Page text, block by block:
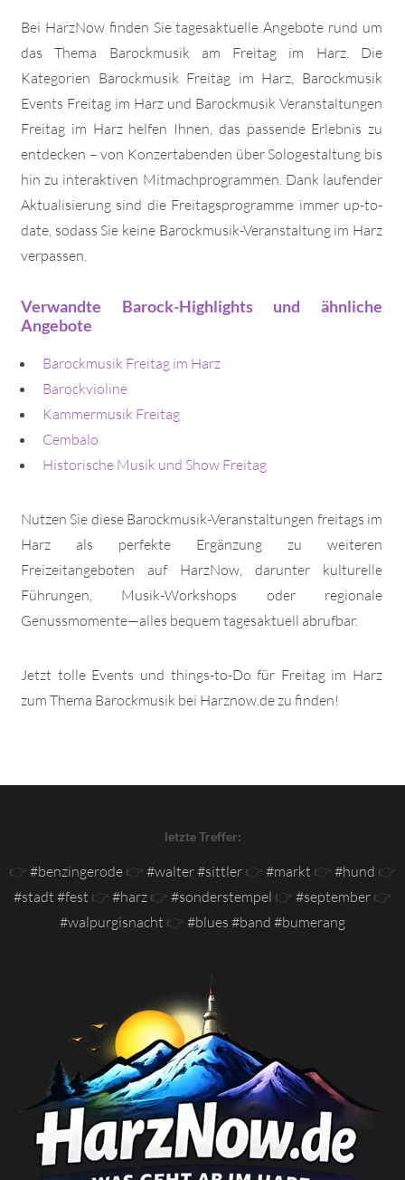
Bei HarzNow finden Sie tagesaktuelle Angebote rund um
das Thema Barockmusik am Freitag im Harz. Die
Kategorien Barockmusik Freitag im Harz, Barockmusik
Events Freitag im Harz und Barockmusik Veranstaltungen
Freitag im Harz helfen Ihnen, das passende Erlebnis zu
entdecken – von Konzertabenden über Sologestaltung bis
hin zu interaktiven Mitmachprogrammen. Dank laufender
Aktualisierung sind die Freitagsprogramme immer up-to-
date, sodass Sie keine Barockmusik-Veranstaltung im Harz
verpassen.
Verwandte Barock-Highlights und ähnliche
Angebote
Barockmusik Freitag im Harz
Barockvioline
Kammermusik Freitag
Cembalo
Historische Musik und Show Freitag
Nutzen Sie diese Barockmusik-Veranstaltungen freitags im
Harz als perfekte Ergänzung zu weiteren
Freizeitangeboten auf HarzNow, darunter kulturelle
Führungen, Musik-Workshops oder regionale
Genussmomente—alles bequem tagesaktuell abrufbar.
Jetzt tolle Events und things-to-Do für Freitag im Harz
zum Thema Barockmusik bei Harznow.de zu finden!
letzte Treffer:
👉 #benzingerode 👉 #walter #sittler 👉 #markt 👉 #hund 👉
#stadt #fest 👉 #harz 👉 #sonderstempel 👉 #september 👉
#walpurgisnacht 👉 #blues #band #bumerang